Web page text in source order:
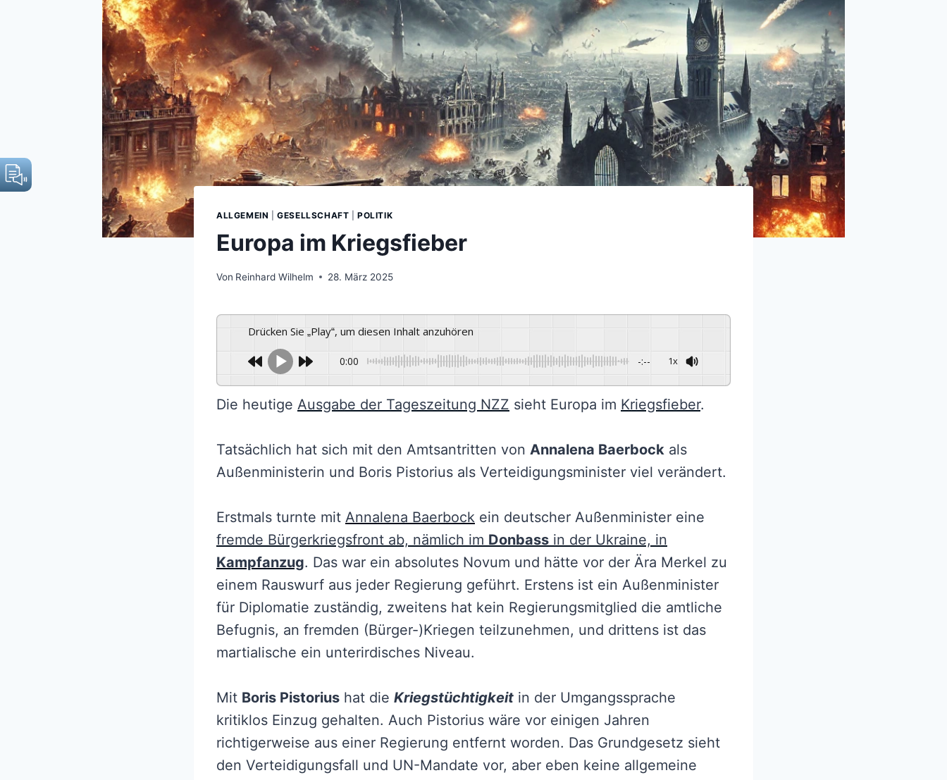
ALLGEMEIN |GESELLSCHAFT |POLITIK
Europa im Kriegsfieber
Von Reinhard Wilhelm 28. März 2025
Drücken Sie „Play“, um diesen Inhalt anzuhören
0:00 -:-- 1x
Die heutige Ausgabe der Tageszeitung NZZ sieht Europa im Kriegsfieber.
Tatsächlich hat sich mit den Amtsantritten von Annalena Baerbock als
Außenministerin und Boris Pistorius als Verteidigungsminister viel verändert.
Erstmals turnte mit Annalena Baerbock ein deutscher Außenminister eine
fremde Bürgerkriegsfront ab, nämlich im Donbass in der Ukraine, in
Kampfanzug. Das war ein absolutes Novum und hätte vor der Ära Merkel zu
einem Rauswurf aus jeder Regierung geführt. Erstens ist ein Außenminister
für Diplomatie zuständig, zweitens hat kein Regierungsmitglied die amtliche
Befugnis, an fremden (Bürger-)Kriegen teilzunehmen, und drittens ist das
martialische ein unterirdisches Niveau.
Mit Boris Pistorius hat die Kriegstüchtigkeit in der Umgangssprache
kritiklos Einzug gehalten. Auch Pistorius wäre vor einigen Jahren
richtigerweise aus einer Regierung entfernt worden. Das Grundgesetz sieht
den Verteidigungsfall und UN-Mandate vor, aber eben keine allgemeine